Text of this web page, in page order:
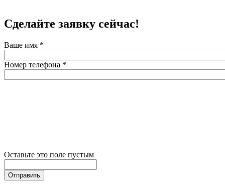
Сделайте заявку сейчас!
Ваше имя *
Номер телефона *
Оставьте это поле пустым
Отправить